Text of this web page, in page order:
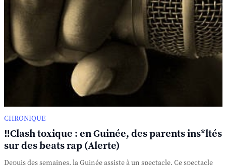
CHRONIQUE
‼️Clash toxique : en Guinée, des parents ins*ltés
sur des beats rap (Alerte)